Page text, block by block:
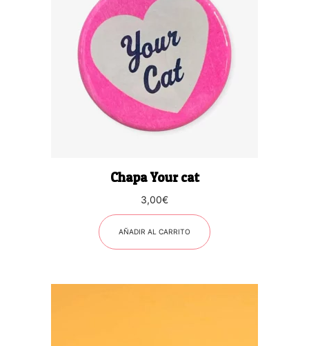
Chapa Your cat
3,00€
AÑADIR AL CARRITO